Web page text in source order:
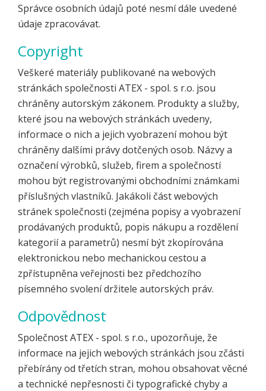
Správce osobních údajů poté nesmí dále uvedené
údaje zpracovávat.
Copyright
Veškeré materiály publikované na webových
stránkách společnosti ATEX - spol. s r.o. jsou
chráněny autorským zákonem. Produkty a služby,
které jsou na webových stránkách uvedeny,
informace o nich a jejich vyobrazení mohou být
chráněny dalšími právy dotčených osob. Názvy a
označení výrobků, služeb, firem a společností
mohou být registrovanými obchodními známkami
příslušných vlastníků. Jakákoli část webových
stránek společnosti (zejména popisy a vyobrazení
prodávaných produktů, popis nákupu a rozdělení
kategorií a parametrů) nesmí být zkopírována
elektronickou nebo mechanickou cestou a
zpřístupněna veřejnosti bez předchozího
písemného svolení držitele autorských práv.
Odpovědnost
Společnost ATEX - spol. s r.o., upozorňuje, že
informace na jejich webových stránkách jsou zčásti
přebírány od třetích stran, mohou obsahovat věcné
a technické nepřesnosti či typografické chyby a